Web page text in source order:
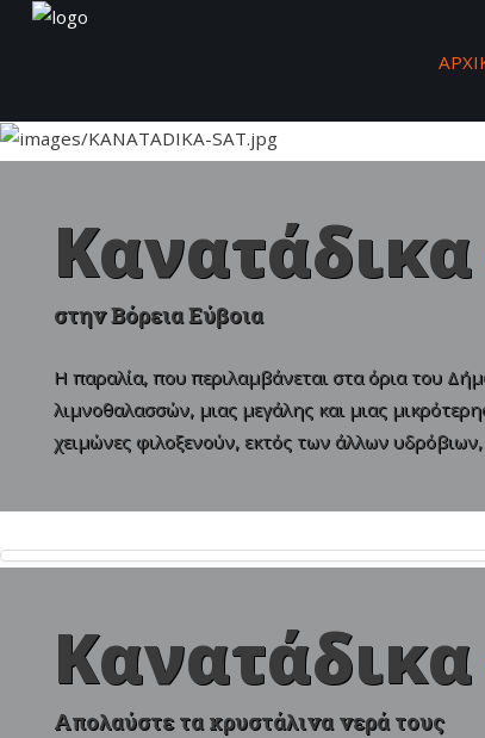
SampleSidebar Module
module class suffix. There is also a
sidebar_bottom position below the menu.
ΑΡΧΙΚΗ
Επιχειρησεις στα Καναταδικα
This is a sample module published to the
sidebar_bottom position, using the -sidebar
module class suffix. There is also a sidebar_top
Κανατάδικα
στην Βόρεια Εύβοια
Η παραλία, που περιλαμβάνεται στα όρια του
λιμνοθαλασσών, μιας μεγάλης και μιας
χειμώνες φιλοξενούν, εκτός των άλλων
Κανατάδικα
Απολαύστε τα κρυστάλινα νερά τους